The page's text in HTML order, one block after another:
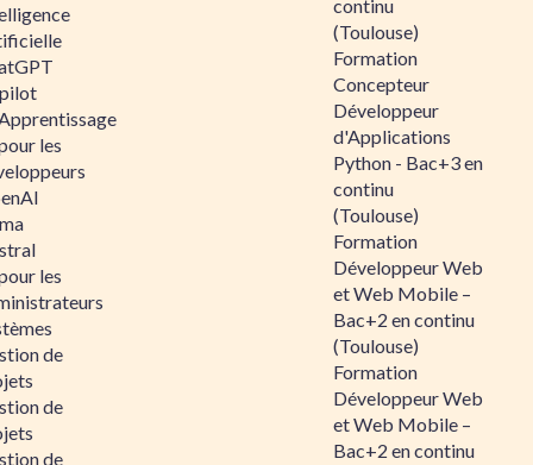
les
les
de
de
de
continu
(Toulouse)
Formation
Concepteur
Développeur
d'Applications
Python - Bac+3 en
continu
(Toulouse)
Formation
Développeur Web
et Web Mobile –
Bac+2 en continu
(Toulouse)
Formation
Développeur Web
et Web Mobile –
Bac+2 en continu